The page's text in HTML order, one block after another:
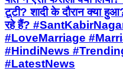
टूटी? शादी के दौरान क्या
रहे हैं?
#LoveMarriage
#HindiNews
#LatestNews